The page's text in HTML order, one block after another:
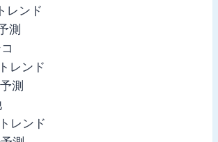
レンド
測
レンド
測
レンド